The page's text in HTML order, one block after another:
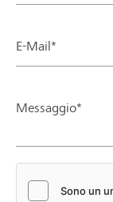
E-Mail*
Messaggio*